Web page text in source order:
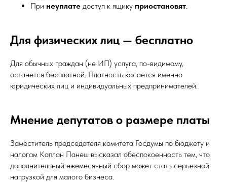
При неуплате доступ к ящику приостановят.
Для физических лиц — бесплатно
Для обычных граждан (не ИП) услуга, по-видимому,
останется бесплатной. Платность касается именно
юридических лиц и индивидуальных предпринимателей.
Мнение депутатов о размере платы
Заместитель председателя комитета Госдумы по бюджету и
налогам Каплан Панеш высказал обеспокоенность тем, что
дополнительный ежемесячный сбор может стать серьезной
нагрузкой для малого бизнеса.